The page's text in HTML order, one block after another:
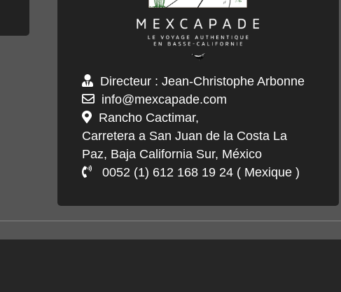
Directeur : Jean-Christophe Arbonne
info@mexcapade.com
Rancho Cactimar,
Carretera a San Juan de la Costa La
Paz, Baja California Sur, México
0052 (1) 612 168 19 24 ( Mexique )